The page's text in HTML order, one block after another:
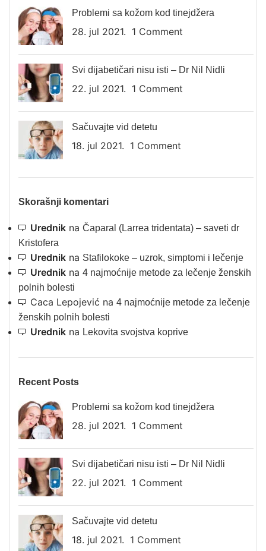
Problemi sa kožom kod tinejdžera
28. jul 2021. 1 Comment
Svi dijabetičari nisu isti – Dr Nil Nidli
22. jul 2021. 1 Comment
Sačuvajte vid detetu
18. jul 2021. 1 Comment
Skorašnji komentari
Urednik na Čaparal (Larrea tridentata) – saveti dr
Kristofera
Urednik na Stafilokoke – uzrok, simptomi i lečenje
Urednik na 4 najmoćnije metode za lečenje ženskih
polnih bolesti
Caca Lepojević na 4 najmoćnije metode za lečenje
ženskih polnih bolesti
Urednik na Lekovita svojstva koprive
Recent Posts
Problemi sa kožom kod tinejdžera
28. jul 2021. 1 Comment
Svi dijabetičari nisu isti – Dr Nil Nidli
22. jul 2021. 1 Comment
Sačuvajte vid detetu
18. jul 2021. 1 Comment